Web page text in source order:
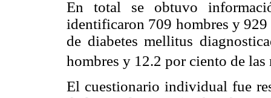
En total se obtuvo
identificaron 709 hombres y 929
de diabetes mellitus
hombres y 12.2 por ciento de las
El cuestionario individual fue